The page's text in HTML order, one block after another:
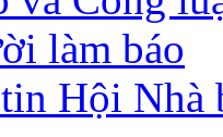
làm báo
Hội Nhà